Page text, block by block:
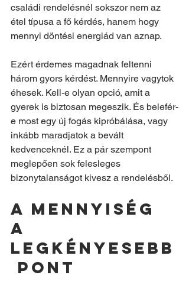
családi rendelésnél sokszor nem az
étel típusa a fő kérdés, hanem hogy
mennyi döntési energiád van aznap.
Ezért érdemes magadnak feltenni
három gyors kérdést. Mennyire vagytok
éhesek. Kell-e olyan opció, amit a
gyerek is biztosan megeszik. És belefér-
e most egy új fogás kipróbálása, vagy
inkább maradjatok a bevált
kedvenceknél. Ez a pár szempont
meglepően sok felesleges
bizonytalanságot kivesz a rendelésből.
A mennyiség
a
legkényesebb
pont